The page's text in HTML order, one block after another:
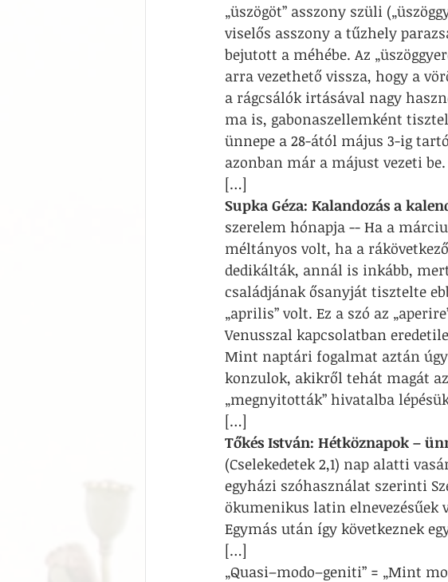
„üszögöt” asszony szüli
viselős asszony a tűzhely
bejutott a méhébe. Az
arra vezethető vissza, hogy a
a rágcsálók irtásával nagy
ma is, gabonaszellemként
ünnepe a 28-ától május 3-ig
azonban már a májust vezeti be.
[…]
Supka Géza: Kalandozás a
szerelem hónapja -- Ha a
méltányos volt, ha a
dedikálták, annál is inkább,
családjának ősanyját tisztelte
„aprilis” volt. Ez a szó az
Venusszal kapcsolatban
Mint naptári fogalmat aztán
konzulok, akikről tehát magát
„megnyitották” hivatalba
[…]
Tőkés István: Hétköznapok –
(Cselekedetek 2,1) nap alatti
egyházi szóhasználat szerinti
ökumenikus latin elnevezésűek
Egymás után így következnek
[…]
„Quasi–modo–geniti” = „Mint